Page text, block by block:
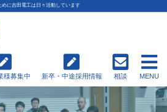
に吉田電工は日々活動しています
様募集中 新卒・中途採用情報 相談 MENU